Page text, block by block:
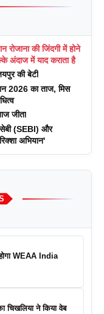
की जिंदगी में होने
अंदाज में याद कराता है
की बेटी
2026 का ताज, मिस
जीता
सेबी (SEBI) और
अभियान'
WEAA India
चिखलिया ने किया वेब